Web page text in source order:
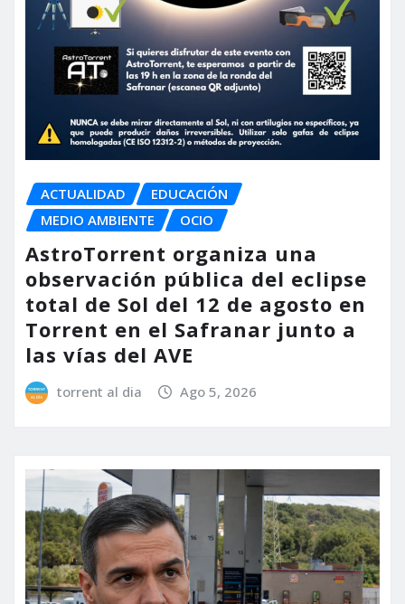
ACTUALIDAD
EDUCACIÓN
MEDIO AMBIENTE
OCIO
AstroTorrent organiza una
observación pública del eclipse
total de Sol del 12 de agosto en
Torrent en el Safranar junto a
las vías del AVE
torrent al dia Ago 5, 2026